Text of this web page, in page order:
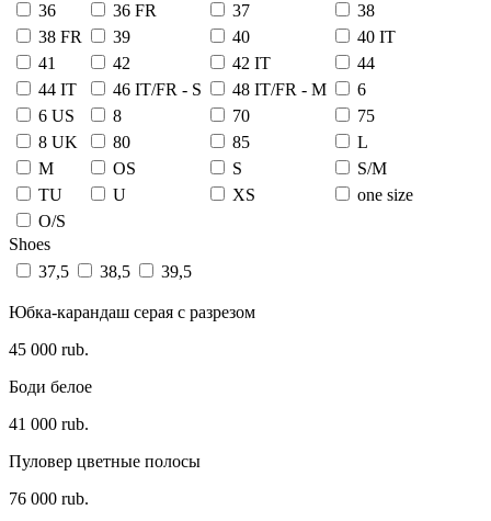
36
36 FR 37
38
38 FR
39 40
40 IT
41
42 42 IT
44
44 IT
46 IT/FR - S 48 IT/FR - M
6
6 US
8 70
75
8 UK
80 85
L
M
OS S
S/M
TU
U XS
one size
О/S
Shoes
37,5
38,5 39,5
Юбка-карандаш серая с разрезом
45 000 rub.
Боди белое
41 000 rub.
Пуловер цветные полосы
76 000 rub.